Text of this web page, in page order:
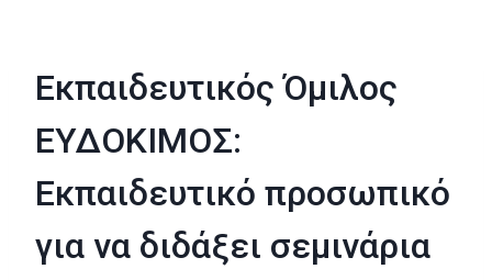
contentΕκπαιδευτικός Όμιλος
ΕΥΔΟΚΙΜΟΣ:
Εκπαιδευτικό προσωπικό
για να διδάξει σεμινάρια